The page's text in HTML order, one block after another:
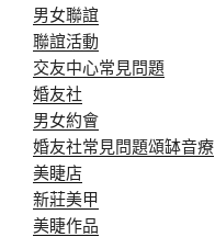
男女聯誼
聯誼活動
交友中心常見問題
婚友社
男女約會
婚友社常見問題頌缽音療
美睫店
新莊美甲
美睫作品